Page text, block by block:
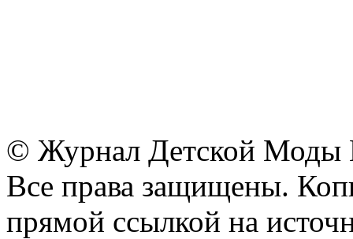
© Журнал Детской Моды
Все права защищены.
прямой ссылкой на